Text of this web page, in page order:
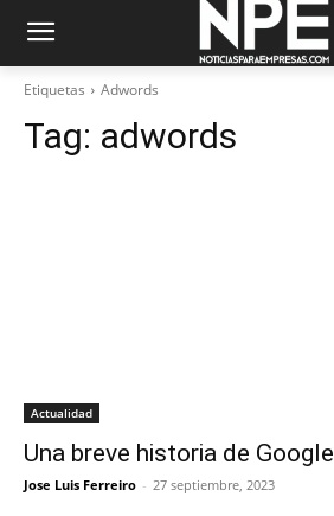
Etiquetas Adwords
Tag: adwords
Actualidad
Una breve historia de Google
Jose Luis Ferreiro - 27 septiembre, 2023